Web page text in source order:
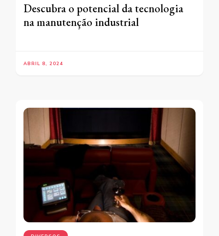
Descubra o potencial da tecnologia
na manutenção industrial
ABRIL 8, 2024